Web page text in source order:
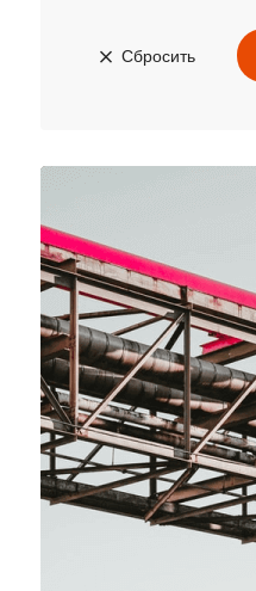
Сбросить